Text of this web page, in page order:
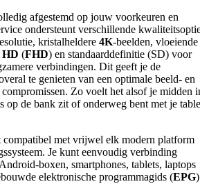
afgestemd op jouw voorkeuren en
ondersteunt verschillende
kristalheldere 4K-beelden, vloeiende
HD (FHD) en standaarddefinitie (SD) voor
verbindingen. Dit geeft je de
te genieten van een optimale beeld- en
Zo voelt het alsof je midden
op de bank zit of onderweg bent met je
compatibel met vrijwel elk modern platform
Je kunt eenvoudig verbinding
boxen, smartphones, tablets, laptops
elektronische programmagids (EPG)